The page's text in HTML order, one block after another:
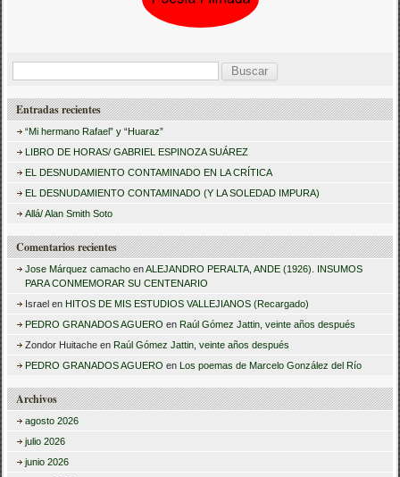
s
r
Entradas recientes
“Mi hermano Rafael” y “Huaraz”
LIBRO DE HORAS/ GABRIEL ESPINOZA SUÁREZ
EL DESNUDAMIENTO CONTAMINADO EN LA CRÍTICA
EL DESNUDAMIENTO CONTAMINADO (Y LA SOLEDAD IMPURA)
Allá/ Alan Smith Soto
Comentarios recientes
Jose Márquez camacho enALEJANDRO PERALTA, ANDE (1926). INSUMOS
PARA CONMEMORAR SU CENTENARIO
Israel en HITOS DE MIS ESTUDIOS VALLEJIANOS (Recargado)
PEDRO GRANADOS AGUERO en Raúl Gómez Jattin, veinte años después
Zondor Huitache en Raúl Gómez Jattin, veinte años después
PEDRO GRANADOS AGUERO en Los poemas de Marcelo González del Río
Archivos
agosto 2026
julio 2026
junio 2026